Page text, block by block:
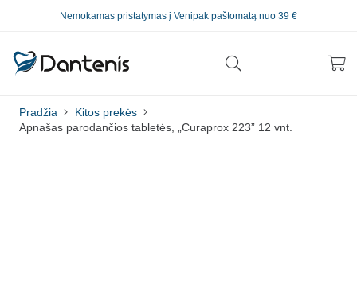
Nemokamas pristatymas į Venipak paštomatą nuo 39 €
Pradžia
Kitos prekės
Apnašas parodančios tabletės, „Curaprox 223” 12 vnt.